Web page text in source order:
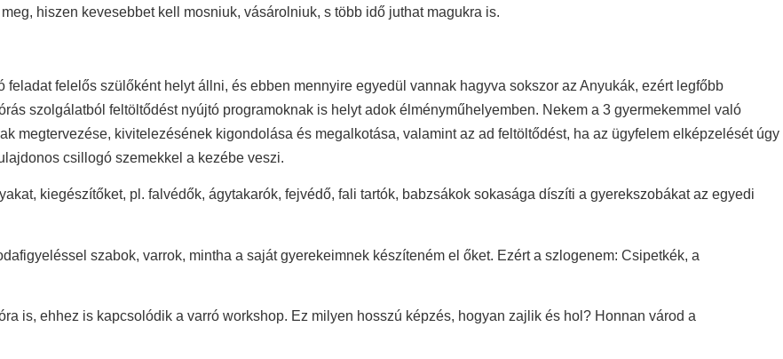
hiszen kevesebbet kell mosniuk, vásárolniuk, s több idő juthat magukra is.
felelős szülőként helyt állni, és ebben mennyire egyedül vannak hagyva sokszor az Anyukák, ezért legfőbb
szolgálatból feltöltődést nyújtó programoknak is helyt adok élményműhelyemben. Nekem a 3 gyermekemmel való
megtervezése, kivitelezésének kigondolása és megalkotása, valamint az ad feltöltődést, ha az ügyfelem elképzelését úgy
csillogó szemekkel a kezébe veszi.
kiegészítőket, pl. falvédők, ágytakarók, fejvédő, fali tartók, babzsákok sokasága díszíti a gyerekszobákat az egyedi
szabok, varrok, mintha a saját gyerekeimnek készíteném el őket. Ezért a szlogenem: Csipetkék, a
is, ehhez is kapcsolódik a varró workshop. Ez milyen hosszú képzés, hogyan zajlik és hol? Honnan várod a